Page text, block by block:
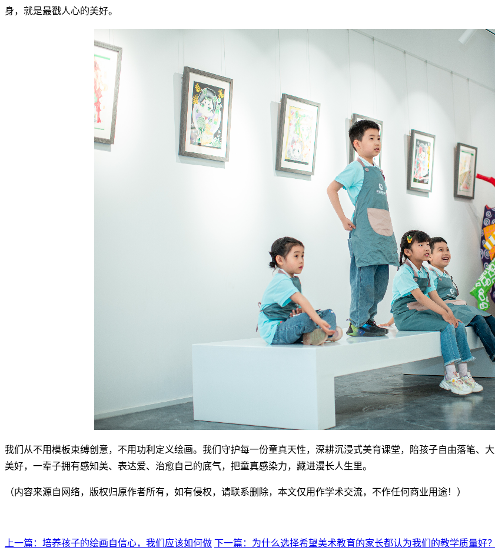
身，就是最戳人心的美好。
我们从不用模板束缚创意，不用功利定义绘画。我们守护每一份童真天性，深耕沉浸式美育课堂，陪孩子自由落笔、
美好，一辈子拥有感知美、表达爱、治愈自己的底气，把童真感染力，藏进漫长人生里。
（内容来源自网络，版权归原作者所有，如有侵权，请联系删除，本文仅用作学术交流，不作任何商业用途！）
上一篇：培养孩子的绘画自信心，我们应该如何做 下一篇：为什么选择希望美术教育的家长都认为我们的教学质量好？